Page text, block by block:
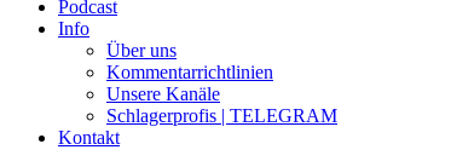
Podcast
Info
Über uns
Kommentarrichtlinien
Unsere Kanäle
Schlagerprofis | TELEGRAM
Kontakt